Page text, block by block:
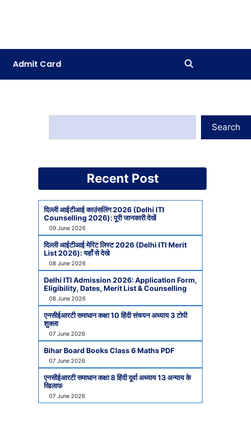
Admit Card
Search
Recent Post
दिल्ली आईटीआई काउंसलिंग 2026 (Delhi ITI
Counselling 2026): पूरी जानकारी देखें
09 June 2026
दिल्ली आईटीआई मेरिट लिस्ट 2026 (Delhi ITI Merit
List 2026): यहाँ से देखे
08 June 2026
Delhi ITI Admission 2026: Application Form,
Eligibility, Dates, Merit List & Counselling
08 June 2026
एनसीईआरटी समाधान कक्षा 10 हिंदी संचयन अध्याय 3 टोपी
शुक्ला
07 June 2026
Bihar Board Books Class 6 Maths PDF
07 June 2026
एनसीईआरटी समाधान कक्षा 8 हिंदी दूर्वा अध्याय 13 अन्याय के
खिलाफ
07 June 2026